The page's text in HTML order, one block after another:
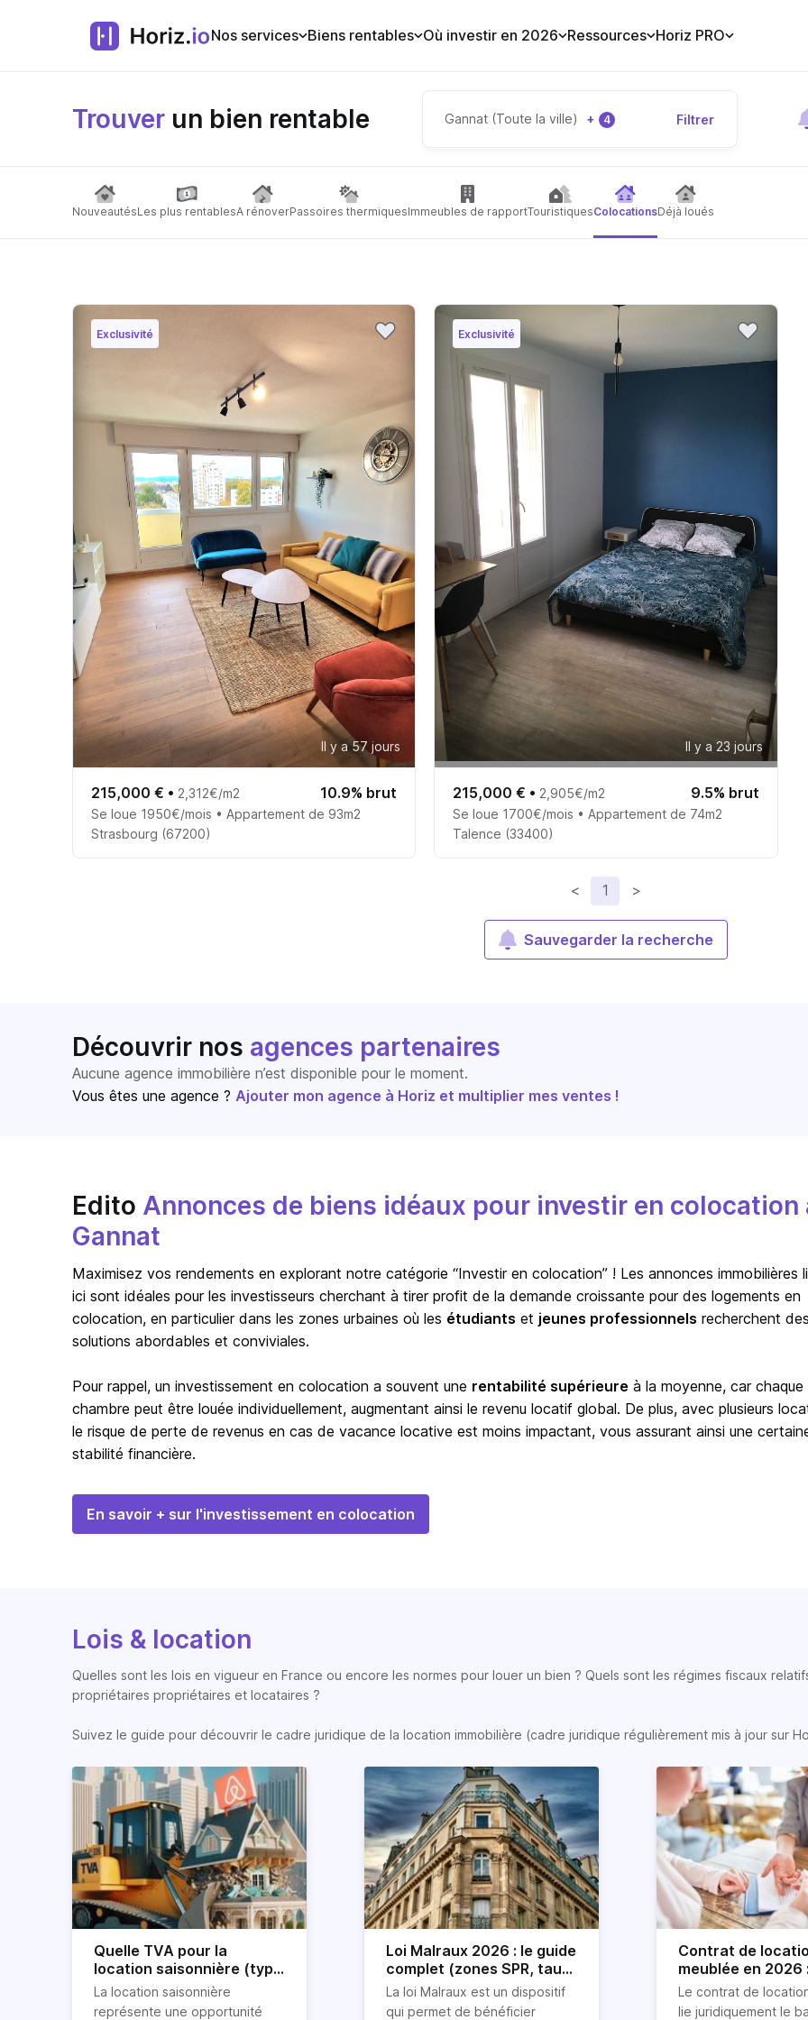
Nos services Biens rentables Où investir en 2026 Ressources Horiz PRO
Trouver un bien rentable Gannat (Toute la ville) + 4 Filtrer
NouveautésLes plus rentablesA rénoverPassoires thermiquesImmeubles de rapportTouristiquesColocationsDéjà loués
Exclusivité
Il y a 57 jours
215,000 € • 2,312€/m2 10.9% brut
Se loue 1950€/mois • Appartement de 93m2
Strasbourg (67200)
Exclusivité
Il y a 23 jours
215,000 € • 2,905€/m2 9.5% brut
Se loue 1700€/mois • Appartement de 74m2
Talence (33400)
< 1 >
Sauvegarder la recherche
Découvrir nos agences partenaires
Aucune agence immobilière n’est disponible pour le moment.
Vous êtes une agence ? Ajouter mon agence à Horiz et multiplier mes ventes !
Edito Annonces de biens idéaux pour investir en colocation
Gannat
Maximisez vos rendements en explorant notre catégorie “Investir en colocation” ! Les annonces immobilières
ici sont idéales pour les investisseurs cherchant à tirer profit de la demande croissante pour des logements en
colocation, en particulier dans les zones urbaines où les étudiants et jeunes professionnels recherchent
solutions abordables et conviviales.
Pour rappel, un investissement en colocation a souvent une rentabilité supérieure à la moyenne, car chaque
chambre peut être louée individuellement, augmentant ainsi le revenu locatif global. De plus, avec plusieurs
le risque de perte de revenus en cas de vacance locative est moins impactant, vous assurant ainsi une
stabilité financière.
En savoir + sur l'investissement en colocation
Lois & location
Quelles sont les lois en vigueur en France ou encore les normes pour louer un bien ? Quels sont les régimes fiscaux
propriétaires propriétaires et locataires ?
Suivez le guide pour découvrir le cadre juridique de la location immobilière (cadre juridique régulièrement mis à jour sur
Quelle TVA pour la
location saisonnière (type
airbnb) ?
La location saisonnière
représente une opportunité
Loi Malraux 2026 : le guide
complet (zones SPR, taux,
conditions)
La loi Malraux est un dispositif
qui permet de bénéficier
Contrat de
meublée en 2026
détaillé !
Le contrat de
lie juridiquement le